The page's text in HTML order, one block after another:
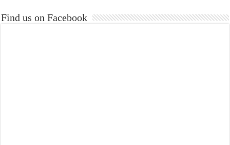
Find us on Facebook